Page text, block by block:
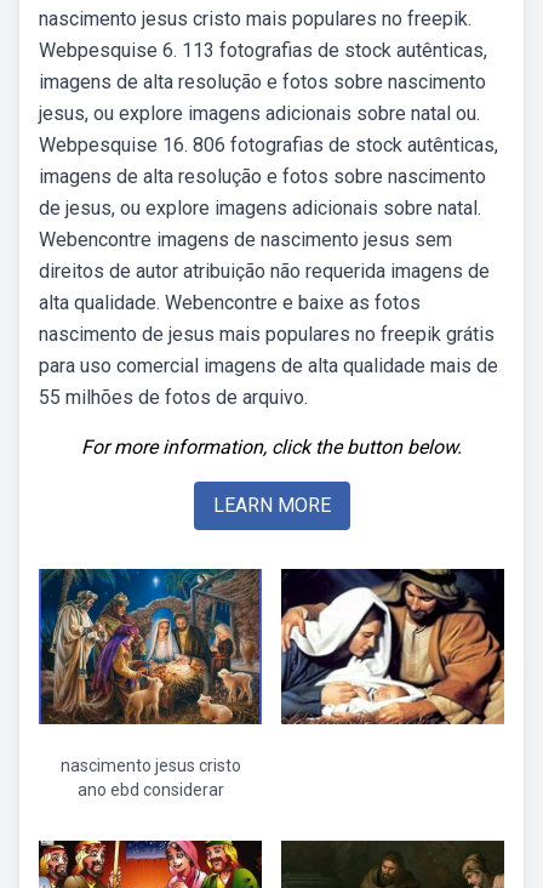
nascimento jesus cristo mais populares no freepik.
Webpesquise 6. 113 fotografias de stock autênticas,
imagens de alta resolução e fotos sobre nascimento
jesus, ou explore imagens adicionais sobre natal ou.
Webpesquise 16. 806 fotografias de stock autênticas,
imagens de alta resolução e fotos sobre nascimento
de jesus, ou explore imagens adicionais sobre natal.
Webencontre imagens de nascimento jesus sem
direitos de autor atribuição não requerida imagens de
alta qualidade. Webencontre e baixe as fotos
nascimento de jesus mais populares no freepik grátis
para uso comercial imagens de alta qualidade mais de
55 milhões de fotos de arquivo.
For more information, click the button below.
LEARN MORE
nascimento jesus cristo
ano ebd considerar